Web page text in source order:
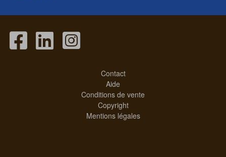
Contact
Aide
Conditions de vente
Copyright
Mentions légales